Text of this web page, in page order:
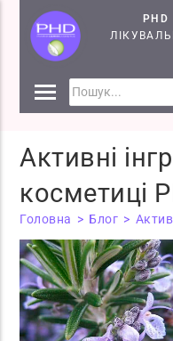
КОСМЕЦЕВТИКИ PHD
Активні
косметиці
Головна > Блог >